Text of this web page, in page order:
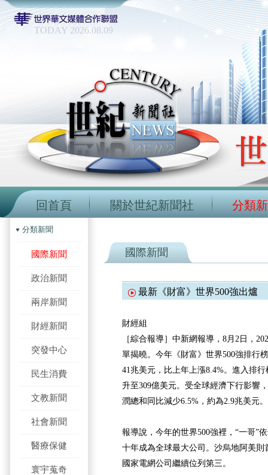
TODAY 2026.08.09
回首頁 關於世紀新聞社 分類
分類新聞
國際新聞
政治新聞
兩岸新聞
財經新聞
突發中心
民生消費
文教新聞
社會新聞
醫療保健
寰宇蒐奇
國際新聞
最新《財富》世界500強出爐
財經組
［綜合報導］中新網報導，8月2日，
單揭曉。今年《財富》世界500強排行
41兆美元，比上年上漲8.4%。進入排
升至309億美元。受全球經濟下行影響
潤總和同比減少6.5%，約為2.9兆美元。
報導說，今年的世界500強裡，“一哥”
十年成為全球最大公司。沙烏地阿美
國家電網公司繼續位列第三。